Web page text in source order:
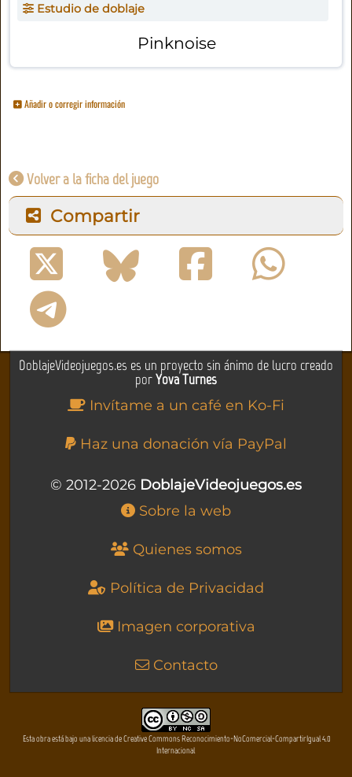
Estudio de doblaje
Pinknoise
Añadir o corregir información
Volver a la ficha del juego
Compartir
DoblajeVideojuegos.es es un proyecto sin ánimo de lucro creado
porYova Turnes
Invítame a un café en Ko-Fi
Haz una donación vía PayPal
© 2012-2026 DoblajeVideojuegos.es
Sobre la web
Quienes somos
Política de Privacidad
Imagen corporativa
Contacto
Esta obra está bajo una licencia de Creative Commons Reconocimiento-NoComercial-CompartirIgual 4.0
Internacional